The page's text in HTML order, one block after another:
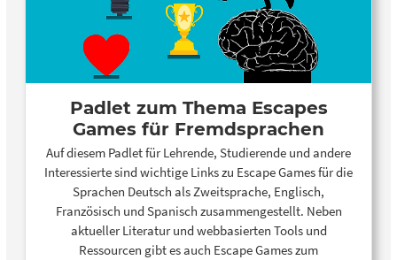
Padlet zum Thema Escapes
Games für Fremdsprachen
Auf diesem Padlet für Lehrende, Studierende und andere
Interessierte sind wichtige Links zu Escape Games für die
Sprachen Deutsch als Zweitsprache, Englisch,
Französisch und Spanisch zusammengestellt. Neben
aktueller Literatur und webbasierten Tools und
Ressourcen gibt es auch Escape Games zum